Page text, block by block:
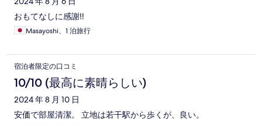
おもてなしに感謝‼️
Masayoshi、1 泊旅行
宿泊者限定の口コミ
10/10 (最高に素晴らしい)
2024 年 8 月 10 日
安価で部屋清潔。 立地は若干駅から歩くが、良い。